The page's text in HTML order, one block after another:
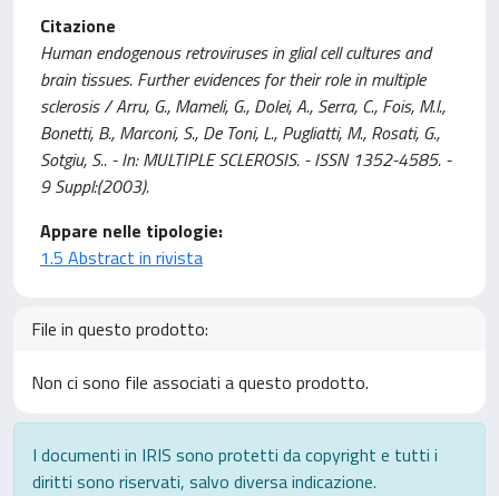
Citazione
Human endogenous retroviruses in glial cell cultures and
brain tissues. Further evidences for their role in multiple
sclerosis / Arru, G., Mameli, G., Dolei, A., Serra, C., Fois, M.l.,
Bonetti, B., Marconi, S., De Toni, L., Pugliatti, M., Rosati, G.,
Sotgiu, S.. - In: MULTIPLE SCLEROSIS. - ISSN 1352-4585. -
9 Suppl:(2003).
Appare nelle tipologie:
1.5 Abstract in rivista
File in questo prodotto:
Non ci sono file associati a questo prodotto.
I documenti in IRIS sono protetti da copyright e tutti i
diritti sono riservati, salvo diversa indicazione.